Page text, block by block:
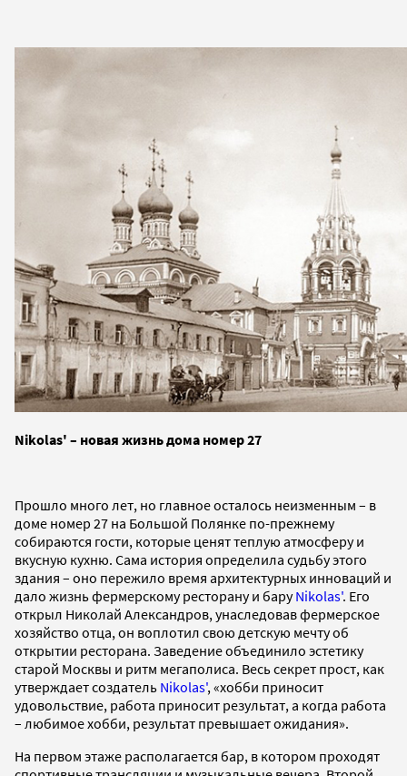
Nikolas' – новая жизнь дома номер 27
Прошло много лет, но главное осталось неизменным – в
доме номер 27 на Большой Полянке по-прежнему
собираются гости, которые ценят теплую атмосферу и
вкусную кухню. Сама история определила судьбу этого
здания – оно пережило время архитектурных инноваций и
дало жизнь фермерскому ресторану и баруNikolas'. Его
открыл Николай Александров, унаследовав фермерское
хозяйство отца, он воплотил свою детскую мечту об
открытии ресторана. Заведение объединило эстетику
старой Москвы и ритм мегаполиса. Весь секрет прост, как
утверждает создатель Nikolas', «хобби приносит
удовольствие, работа приносит результат, а когда работа
– любимое хобби, результат превышает ожидания».
На первом этаже располагается бар, в котором проходят